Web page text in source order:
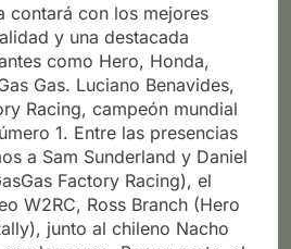
contará con los mejores
y una destacada
como Hero, Honda,
Gas. Luciano Benavides,
Racing, campeón mundial
1. Entre las presencias
a Sam Sunderland y Daniel
Factory Racing), el
W2RC, Ross Branch (Hero
junto al chileno Nacho